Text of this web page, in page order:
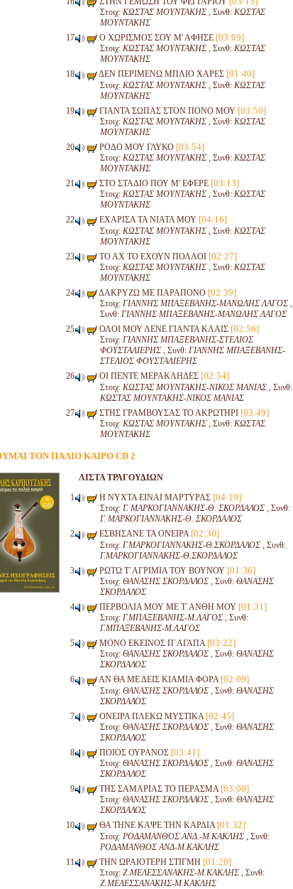
Στοιχ: ΚΩΣΤΑΣ ΜΟΥΝΤΑΚΗΣ, Συνθ: ΚΩΣΤΑΣ
ΜΟΥΝΤΑΚΗΣ
Ο ΧΩΡΙΣΜΟΣ ΣΟΥ Μ' ΑΦΗΣΕ [03:09]
Στοιχ: ΚΩΣΤΑΣ ΜΟΥΝΤΑΚΗΣ, Συνθ: ΚΩΣΤΑΣ
ΜΟΥΝΤΑΚΗΣ
ΔΕΝ ΠΕΡΙΜΕΝΩ ΜΠΛΙΟ ΧΑΡΕΣ [01:40]
Στοιχ: ΚΩΣΤΑΣ ΜΟΥΝΤΑΚΗΣ, Συνθ: ΚΩΣΤΑΣ
ΜΟΥΝΤΑΚΗΣ
ΓΙΑΝΤΑ ΣΩΠΑΣ ΣΤΟΝ ΠΟΝΟ ΜΟΥ [03:50]
Στοιχ: ΚΩΣΤΑΣ ΜΟΥΝΤΑΚΗΣ, Συνθ: ΚΩΣΤΑΣ
ΜΟΥΝΤΑΚΗΣ
ΡΟΔΟ ΜΟΥ ΓΛΥΚΟ [03:54]
Στοιχ: ΚΩΣΤΑΣ ΜΟΥΝΤΑΚΗΣ, Συνθ: ΚΩΣΤΑΣ
ΜΟΥΝΤΑΚΗΣ
ΣΤΟ ΣΤΑΔΙΟ ΠΟΥ Μ' ΕΦΕΡΕ [03:13]
Στοιχ: ΚΩΣΤΑΣ ΜΟΥΝΤΑΚΗΣ, Συνθ: ΚΩΣΤΑΣ
ΜΟΥΝΤΑΚΗΣ
ΕΧΑΡΙΣΑ ΤΑ ΝΙΑΤΑ ΜΟΥ [04:16]
Στοιχ: ΚΩΣΤΑΣ ΜΟΥΝΤΑΚΗΣ, Συνθ: ΚΩΣΤΑΣ
ΜΟΥΝΤΑΚΗΣ
ΤΟ ΑΧ ΤΟ ΕΧΟΥΝ ΠΟΛΛΟΙ [02:27]
Στοιχ: ΚΩΣΤΑΣ ΜΟΥΝΤΑΚΗΣ, Συνθ: ΚΩΣΤΑΣ
ΜΟΥΝΤΑΚΗΣ
ΔΑΚΡΥΖΩ ΜΕ ΠΑΡΑΠΟΝΟ [02:39]
Στοιχ: ΓΙΑΝΝΗΣ ΜΠΑΞΕΒΑΝΗΣ-ΜΑΝΩΛΗΣ ΛΑΓΟΣ,
Συνθ: ΓΙΑΝΝΗΣ ΜΠΑΞΕΒΑΝΗΣ-ΜΑΝΩΛΗΣ ΛΑΓΟΣ
ΟΛΟΙ ΜΟΥ ΛΕΝΕ ΓΙΑΝΤΑ ΚΛΑΙΣ [02:56]
Στοιχ: ΓΙΑΝΝΗΣ ΜΠΑΞΕΒΑΝΗΣ-ΣΤΕΛΙΟΣ
ΦΟΥΣΤΑΛΙΕΡΗΣ, Συνθ: ΓΙΑΝΝΗΣ ΜΠΑΞΕΒΑΝΗΣ-
ΣΤΕΛΙΟΣ ΦΟΥΣΤΑΛΙΕΡΗΣ
ΟΙ ΠΕΝΤΕ ΜΕΡΑΚΛΗΔΕΣ [02:54]
Στοιχ: ΚΩΣΤΑΣ ΜΟΥΝΤΑΚΗΣ-ΝΙΚΟΣ ΜΑΝΙΑΣ, Συνθ:
ΚΩΣΤΑΣ ΜΟΥΝΤΑΚΗΣ-ΝΙΚΟΣ ΜΑΝΙΑΣ
ΣΤΗΣ ΓΡΑΜΒΟΥΣΑΣ ΤΟ ΑΚΡΩΤΗΡΙ [03:49]
Στοιχ: ΚΩΣΤΑΣ ΜΟΥΝΤΑΚΗΣ, Συνθ: ΚΩΣΤΑΣ
ΜΟΥΝΤΑΚΗΣ
ΤΟΝ ΠΑΛΙΟ ΚΑΙΡΟ CD 2
ΛΙΣΤΑ ΤΡΑΓΟΥΔΙΩΝ
Η ΝΥΧΤΑ ΕΙΝΑΙ ΜΑΡΤΥΡΑΣ [04:19]
Στοιχ: Γ. ΜΑΡΚΟΓΙΑΝΝΑΚΗΣ-Θ. ΣΚΟΡΔΑΛΟΣ, Συνθ:
Γ. ΜΑΡΚΟΓΙΑΝΝΑΚΗΣ-Θ. ΣΚΟΡΔΑΛΟΣ
ΕΣΒΗΣΑΝΕ ΤΑ ΟΝΕΙΡΑ [02:30]
Στοιχ: Γ.ΜΑΡΚΟΓΙΑΝΝΑΚΗΣ-Θ.ΣΚΟΡΔΑΛΟΣ, Συνθ:
Γ.ΜΑΡΚΟΓΙΑΝΝΑΚΗΣ-Θ.ΣΚΟΡΔΑΛΟΣ
ΡΩΤΩ Τ΄ΑΓΡΙΜΙΑ ΤΟΥ ΒΟΥΝΟΥ [01:36]
Στοιχ: ΘΑΝΑΣΗΣ ΣΚΟΡΔΑΛΟΣ, Συνθ: ΘΑΝΑΣΗΣ
ΣΚΟΡΔΑΛΟΣ
ΠΕΡΒΟΛΙΑ ΜΟΥ ΜΕ Τ΄ΑΝΘΗ ΜΟΥ [01:31]
Στοιχ: Γ.ΜΠΑΞΕΒΑΝΗΣ-Μ.ΛΑΓΟΣ, Συνθ:
Γ.ΜΠΑΞΕΒΑΝΗΣ-Μ.ΛΑΓΟΣ
ΜΟΝΟ ΕΚΕΙΝΟΣ Π΄ΑΓΑΠΑ [03:22]
Στοιχ: ΘΑΝΑΣΗΣ ΣΚΟΡΔΑΛΟΣ, Συνθ: ΘΑΝΑΣΗΣ
ΣΚΟΡΔΑΛΟΣ
ΑΝ ΘΑ ΜΕ ΔΕΙΣ ΚΙΑΜΙΑ ΦΟΡΑ [02:09]
Στοιχ: ΘΑΝΑΣΗΣ ΣΚΟΡΔΑΛΟΣ, Συνθ: ΘΑΝΑΣΗΣ
ΣΚΟΡΔΑΛΟΣ
ΟΝΕΙΡΑ ΠΛΕΚΩ ΜΥΣΤΙΚΑ [02:45]
Στοιχ: ΘΑΝΑΣΗΣ ΣΚΟΡΔΑΛΟΣ, Συνθ: ΘΑΝΑΣΗΣ
ΣΚΟΡΔΑΛΟΣ
ΠΟΙΟΣ ΟΥΡΑΝΟΣ [03:41]
Στοιχ: ΘΑΝΑΣΗΣ ΣΚΟΡΔΑΛΟΣ, Συνθ: ΘΑΝΑΣΗΣ
ΣΚΟΡΔΑΛΟΣ
ΤΗΣ ΣΑΜΑΡΙΑΣ ΤΟ ΠΕΡΑΣΜΑ [03:00]
Στοιχ: ΘΑΝΑΣΗΣ ΣΚΟΡΔΑΛΟΣ, Συνθ: ΘΑΝΑΣΗΣ
ΣΚΟΡΔΑΛΟΣ
ΘΑ ΤΗΝΕ ΚΑΨΕ ΤΗΝ ΚΑΡΔΙΑ [01:32]
Στοιχ: ΡΟΔΑΜΑΝΘΟΣ ΑΝΔ.-Μ.ΚΑΚΛΗΣ, Συνθ:
ΡΟΔΑΜΑΝΘΟΣ ΑΝΔ-Μ.ΚΑΚΛΗΣ
ΤΗΝ ΩΡΑΙΟΤΕΡΗ ΣΤΙΓΜΗ [01:20]
Στοιχ: Ζ.ΜΕΛΕΣΣΑΝΑΚΗΣ-Μ.ΚΑΚΛΗΣ, Συνθ:
Ζ.ΜΕΛΕΣΣΑΝΑΚΗΣ-Μ.ΚΑΚΛΗΣ